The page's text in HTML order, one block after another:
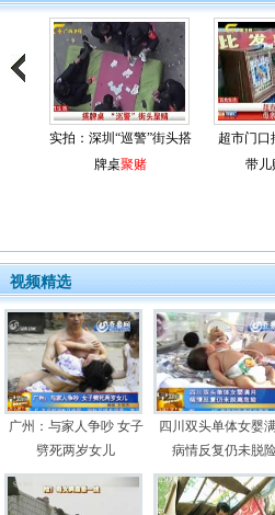
实拍：深圳“巡警”街头搭
牌桌聚赌
超市门口
带儿
视频精选
广州：与家人争吵 女子
劈死两岁女儿
四川双头单体女婴
病情反复仍未脱